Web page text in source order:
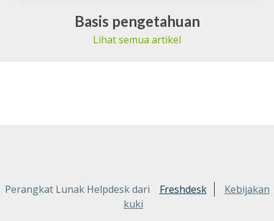
Basis pengetahuan
Lihat semua artikel
Perangkat Lunak Helpdesk dari Freshdesk
Kebijakan
kuki